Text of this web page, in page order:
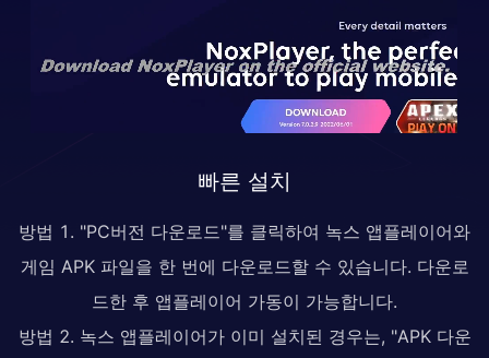
빠른 설치
방법 1. "PC버전 다운로드"를 클릭하여 녹스 앱플레이어와
게임 APK 파일을 한 번에 다운로드할 수 있습니다. 다운로
드한 후 앱플레이어 가동이 가능합니다.
방법 2. 녹스 앱플레이어가 이미 설치된 경우는, "APK 다운